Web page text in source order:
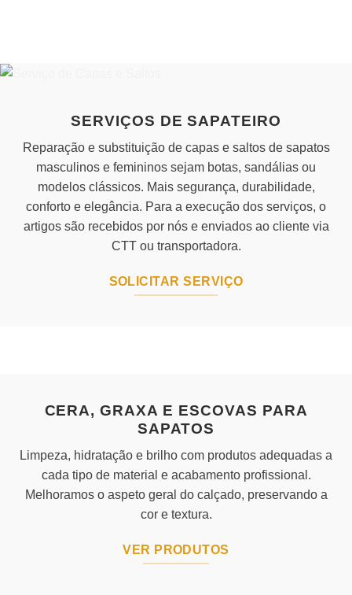
be
chosen
the
product
page
SERVIÇOS DE SAPATEIRO
Reparação e substituição de capas e saltos de sapatos
masculinos e femininos sejam botas, sandálias ou
modelos clássicos. Mais segurança, durabilidade,
conforto e elegância. Para a execução dos serviços, o
artigos são recebidos por nós e enviados ao cliente via
CTT ou transportadora.
SOLICITAR SERVIÇO
CERA, GRAXA E ESCOVAS PARA
SAPATOS
Limpeza, hidratação e brilho com produtos adequadas a
cada tipo de material e acabamento profissional.
Melhoramos o aspeto geral do calçado, preservando a
cor e textura.
VER PRODUTOS